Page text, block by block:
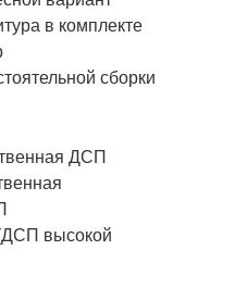
в комплекте
сборки
ДСП
высокой